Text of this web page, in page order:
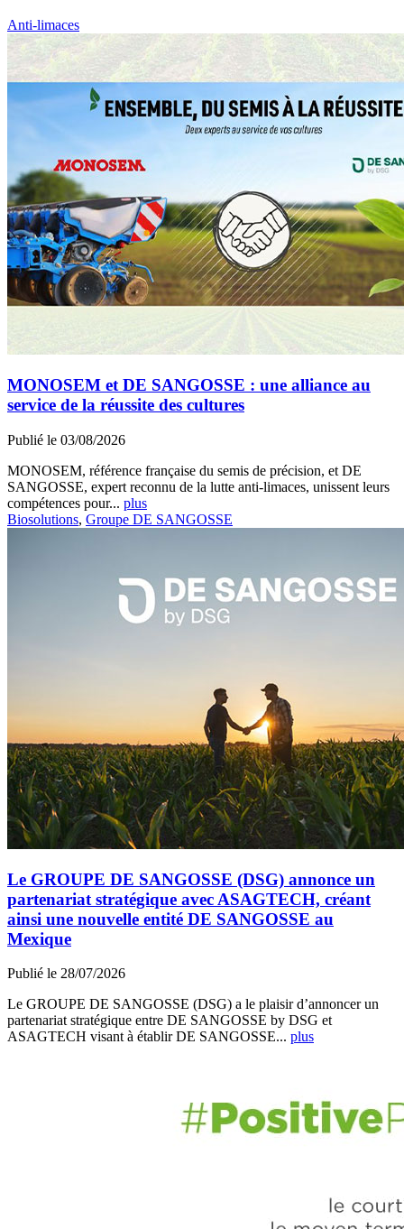
Anti-limaces
MONOSEM et DE SANGOSSE : une alliance au
service de la réussite des cultures
Publié le 03/08/2026
MONOSEM, référence française du semis de précision, et DE
SANGOSSE, expert reconnu de la lutte anti-limaces, unissent leurs
compétences pour... plus
Biosolutions, Groupe DE SANGOSSE
Le GROUPE DE SANGOSSE (DSG) annonce un
partenariat stratégique avec ASAGTECH, créant
ainsi une nouvelle entité DE SANGOSSE au
Mexique
Publié le 28/07/2026
Le GROUPE DE SANGOSSE (DSG) a le plaisir d’annoncer un
partenariat stratégique entre DE SANGOSSE by DSG et
ASAGTECH visant à établir DE SANGOSSE... plus